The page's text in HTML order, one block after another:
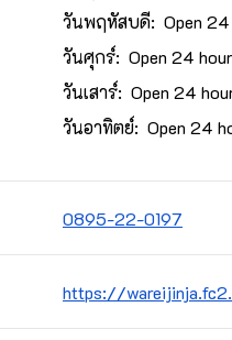
วันพฤหัสบดี: Open 24
วันศุกร์: Open 24
วันเสาร์: Open 24
วันอาทิตย์: Open 24
0895-22-0197
https://